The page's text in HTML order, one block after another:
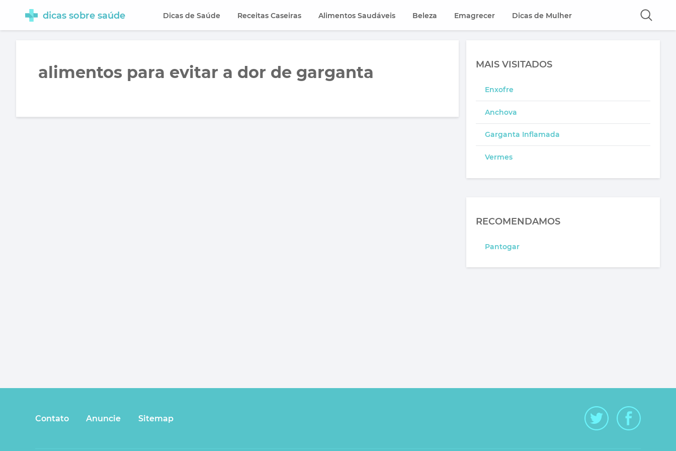
dicas sobre saúde Dicas de Saúde Receitas Caseiras Alimentos Saudáveis Beleza Emagrecer Dicas de Mulher
alimentos para evitar a dor de garganta MAIS VISITADOS
Enxofre
Anchova
Garganta Inflamada
Vermes
RECOMENDAMOS
Pantogar
Contato Anuncie Sitemap